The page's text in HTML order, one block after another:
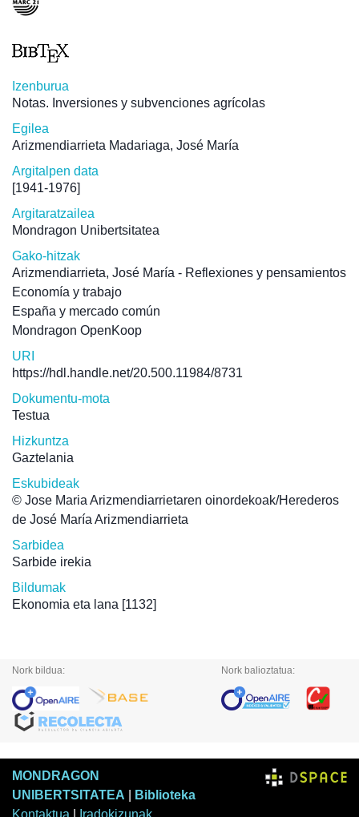
Izenburua
Notas. Inversiones y subvenciones agrícolas
Egilea
Arizmendiarrieta Madariaga, José María
Argitalpen data
[1941-1976]
Argitaratzailea
Mondragon Unibertsitatea
Gako-hitzak
Arizmendiarrieta, José María - Reflexiones y pensamientos
Economía y trabajo
España y mercado común
Mondragon OpenKoop
URI
https://hdl.handle.net/20.500.11984/8731
Dokumentu-mota
Testua
Hizkuntza
Gaztelania
Eskubideak
© Jose Maria Arizmendiarrietaren oinordekoak/Herederos
de José María Arizmendiarrieta
Sarbidea
Sarbide irekia
Bildumak
Ekonomia eta lana [1132]
Nork bildua: Nork balioztatua:
MONDRAGON
UNIBERTSITATEA
Biblioteka